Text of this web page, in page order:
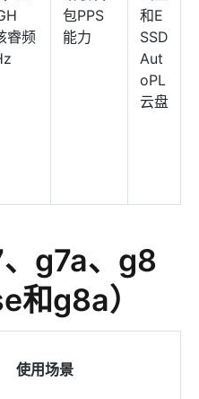
睿频
包PPS
能力
和E
SSD
Aut
oPL
云盘
g7a、g8
g8a）
使用场景